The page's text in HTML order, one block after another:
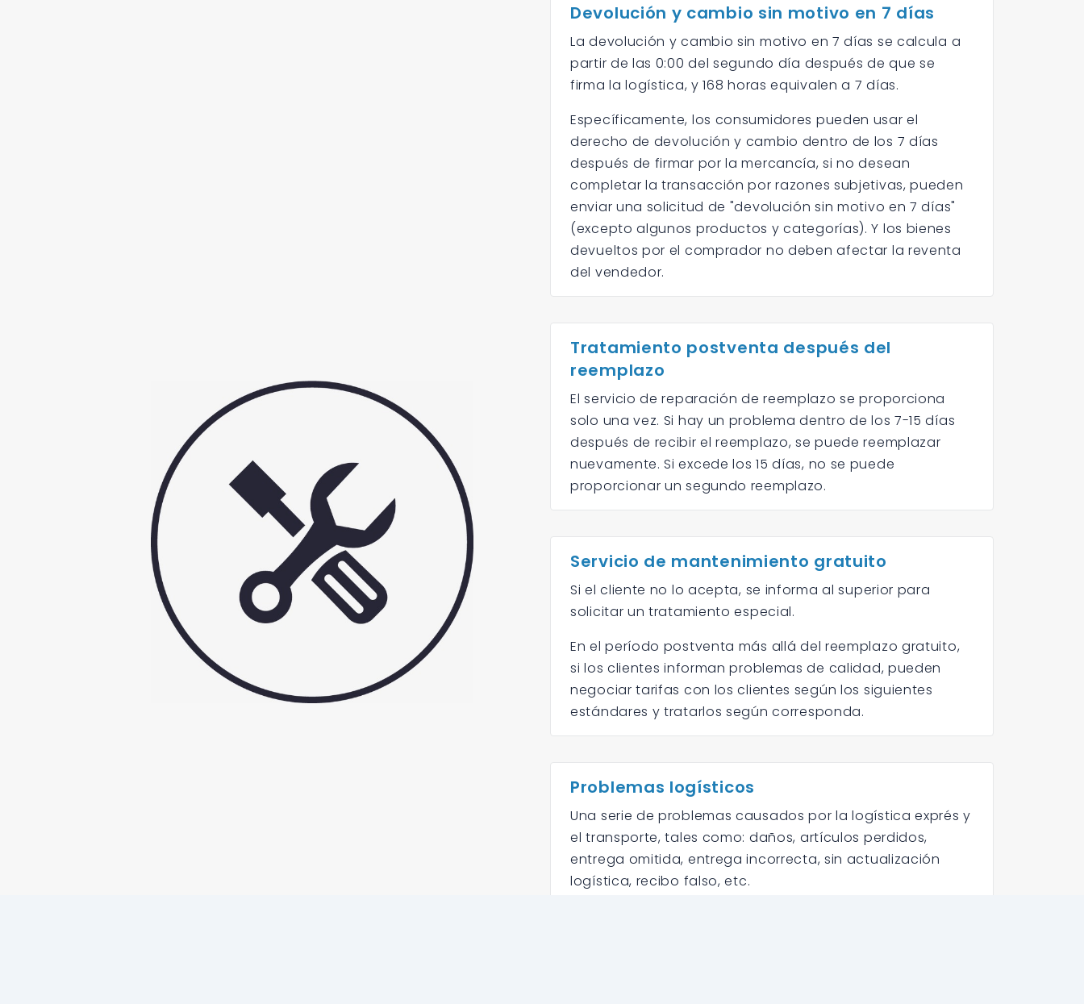
Devolución y cambio sin motivo en 7 días
La devolución y cambio sin motivo en 7 días se calcula a
partir de las 0:00 del segundo día después de que se
firma la logística, y 168 horas equivalen a 7 días.
Específicamente, los consumidores pueden usar el
derecho de devolución y cambio dentro de los 7 días
después de firmar por la mercancía, si no desean
completar la transacción por razones subjetivas, pueden
enviar una solicitud de "devolución sin motivo en 7 días"
(excepto algunos productos y categorías). Y los bienes
devueltos por el comprador no deben afectar la reventa
del vendedor.
Tratamiento postventa después del
reemplazo
El servicio de reparación de reemplazo se proporciona
solo una vez. Si hay un problema dentro de los 7-15 días
después de recibir el reemplazo, se puede reemplazar
nuevamente. Si excede los 15 días, no se puede
proporcionar un segundo reemplazo.
Servicio de mantenimiento gratuito
Si el cliente no lo acepta, se informa al superior para
solicitar un tratamiento especial.
En el período postventa más allá del reemplazo gratuito,
si los clientes informan problemas de calidad, pueden
negociar tarifas con los clientes según los siguientes
estándares y tratarlos según corresponda.
Problemas logísticos
Una serie de problemas causados por la logística exprés y
el transporte, tales como: daños, artículos perdidos,
entrega omitida, entrega incorrecta, sin actualización
logística, recibo falso, etc.